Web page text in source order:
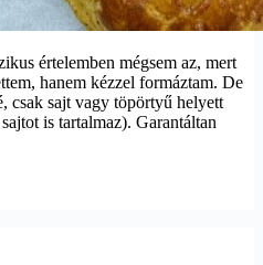
értelemben mégsem az, mert
hanem kézzel formáztam. De
csak sajt vagy töpörtyű helyett
is tartalmaz). Garantáltan